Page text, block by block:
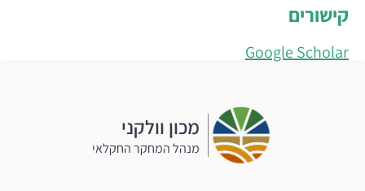
קישורים
Google Scholar
מכון וולקני
מנהל המחקר החקלאי